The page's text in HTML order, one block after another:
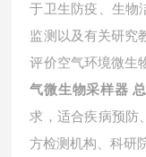
于卫生防疫、生物
监测以及有关研究
评价空气环境微生
气微生物采样器
求，适合疾病预防
方检测机构、科研